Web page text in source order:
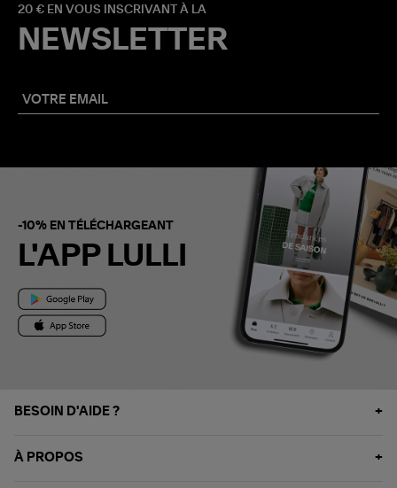
20 € EN VOUS INSCRIVANT À LA
NEWSLETTER
-10% EN TÉLÉCHARGEANT
L'APP LULLI
BESOIN D'AIDE ?
À PROPOS